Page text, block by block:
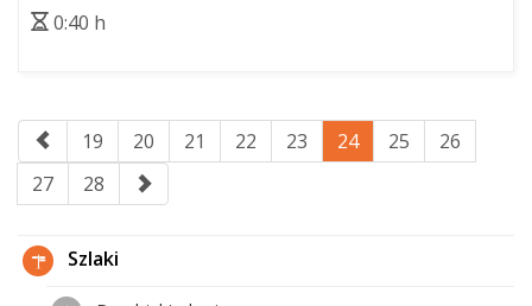
0:40 h
19 20 21 22 23 24 25
26
27
28
Szlaki